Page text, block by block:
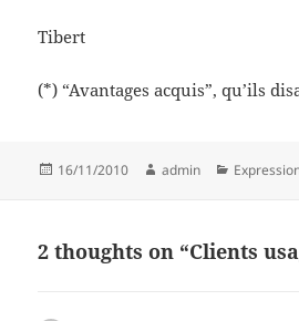
Tibert
(*) “Avantages acquis”, qu’ils
Posted
16/11/2010 Author
admin
2 thoughts on “Clients